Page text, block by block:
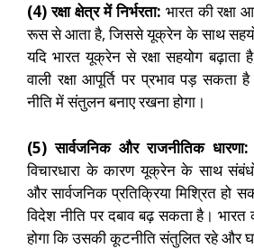
(4) रक्षा क्षेत्र में निर्भरता: भारत की रक्षा
रूस से आता है, जिससे यूक्रेन के साथ
यदि भारत यूक्रेन से रक्षा सहयोग
वाली रक्षा आपूर्ति पर प्रभाव पड़ सकता
नीति में संतुलन बनाए रखना होगा।
(5) सार्वजनिक और राजनीतिक धारणा:
विचारधारा के कारण यूक्रेन के साथ
और सार्वजनिक प्रतिक्रिया मिश्रित हो
विदेश नीति पर दबाव बढ़ सकता है।
होगा कि उसकी कूटनीति संतुलित रहे और